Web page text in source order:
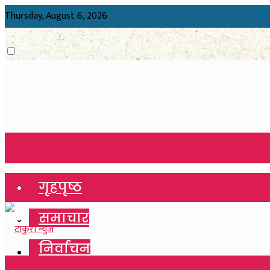
Thursday, August 6, 2026
गृहपृष्ठ
समाचार
निर्वाचन
गृहपृष्ठ
समाचार
निर्वाचन